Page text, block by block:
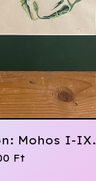
Mohos I-IX.
Ft